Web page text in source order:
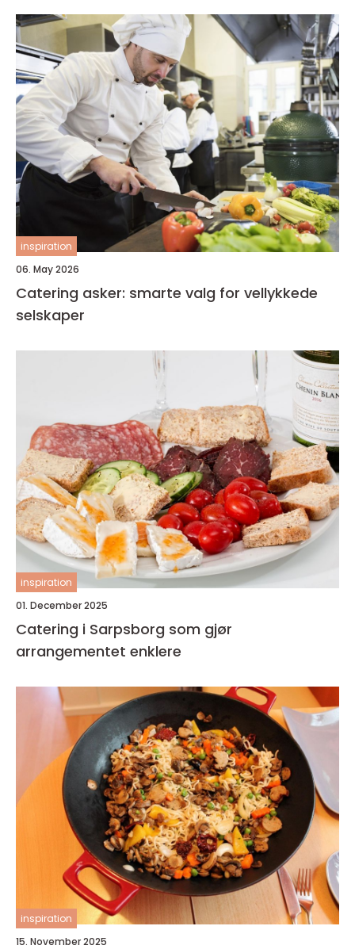
inspiration
06. May 2026
Catering asker: smarte valg for vellykkede
selskaper
inspiration
01. December 2025
Catering i Sarpsborg som gjør
arrangementet enklere
inspiration
15. November 2025